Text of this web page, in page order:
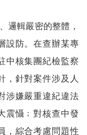
邏輯嚴密的整體，
設防。在查辦某專
中核集團紀檢監察
，針對案件涉及人
涉嫌嚴重違紀違法
震懾﹔對核查中發
，綜合考慮問題性